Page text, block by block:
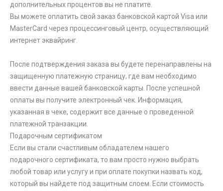
дополнительных процентов вы не платите.
Вы можете оплатить свой заказ банковской картой Visa или
MasterCard через процессинговый центр, осуществляющий
интернет эквайринг.
После подтверждения заказа вы будете перенаправлены на
защищенную платежную страницу, где вам необходимо
ввести данные вашей банковской карты. После успешной
оплаты вы получите электронный чек. Информация,
указанная в чеке, содержит все данные о проведенной
платежной транзакции.
Подарочным сертификатом
Если вы стали счастливым обладателем нашего
подарочного сертификата, то вам просто нужно выбрать
любой товар или услугу и при оплате покупки назвать код,
который вы найдете под защитным слоем. Если стоимость